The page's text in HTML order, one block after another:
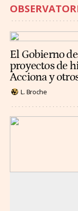
El Gobierno
proyectos de
Acciona y
L. Broche